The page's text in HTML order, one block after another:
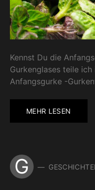
Kennst Du die
Gurkenglases teile
Anfangsgurke -
MEHR LESEN
G